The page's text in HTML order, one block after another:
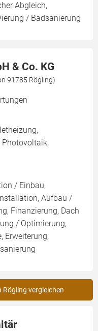
Abgleich,
/ Badsanierung
& Co. KG
91785 Rögling)
Photovoltaik,
/ Einbau,
Aufbau /
Finanzierung, Dach
/ Optimierung,
Erweiterung,
vergleichen